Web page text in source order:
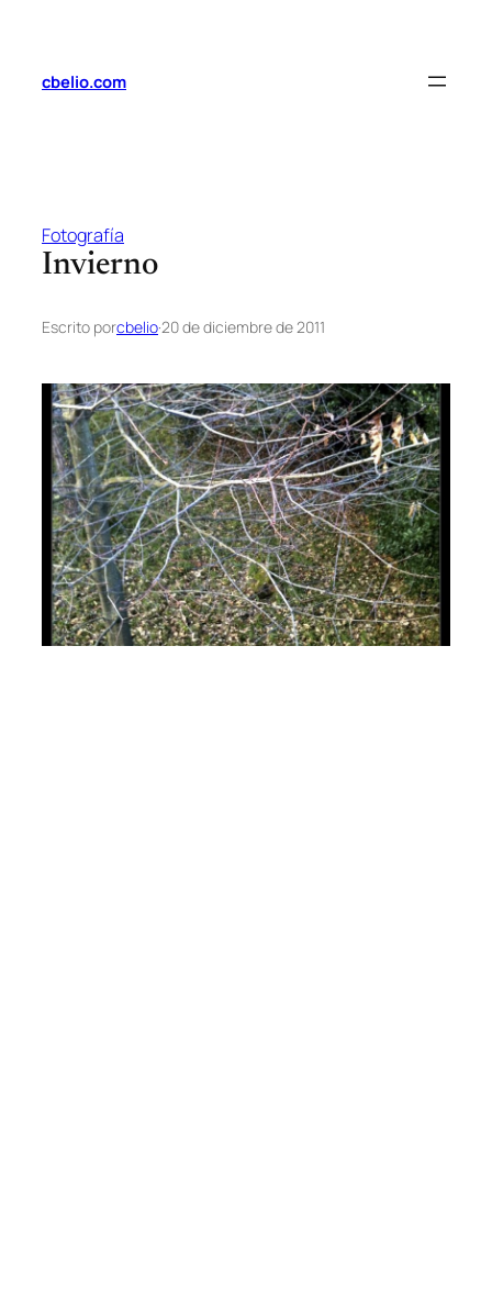
contenido
cbelio.com
Fotografía
Invierno
Escrito porcbelio·20 de diciembre de 2011